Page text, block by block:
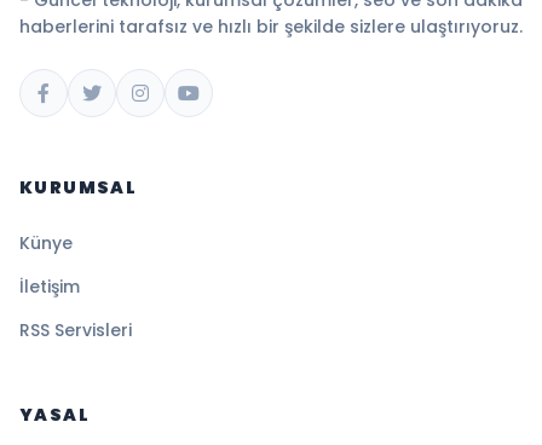
haberlerini tarafsız ve hızlı bir şekilde sizlere ulaştırıyoruz.
KURUMSAL
Künye
İletişim
RSS Servisleri
YASAL